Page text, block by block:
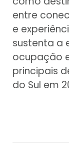
entre
e
sustenta a
ocupação
principais
do Sul em